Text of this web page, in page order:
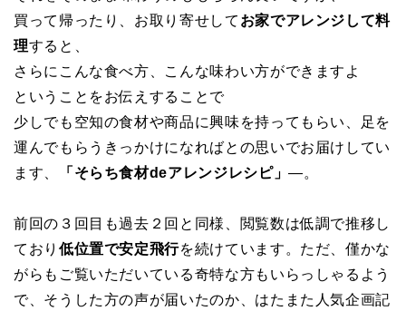
買って帰ったり、お取り寄せして お家でアレンジして料
理すると、
さらにこんな食べ方、こんな味わい方ができますよ
ということをお伝えすることで
少しでも空知の食材や商品に興味を持ってもらい、足を
運んでもらうきっかけになればとの思いでお届けしてい
ます、
「そらち食材deアレンジレシピ」―。
前回の３回目も過去２回と同様、閲覧数は低調で推移し
ており 低位置で安定飛行を続けています。ただ、僅かな
がらもご覧いただいている奇特な方もいらっしゃるよう
で、そうした方の声が届いたのか、はたまた人気企画記